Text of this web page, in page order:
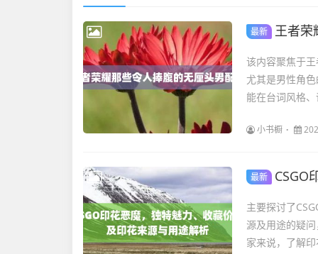
最新 王者荣
该内容聚焦于
尤其是男性角
能在台词风格
小书橱
最新 CSGO
主要探讨了
源及用途的疑
家来说，了解